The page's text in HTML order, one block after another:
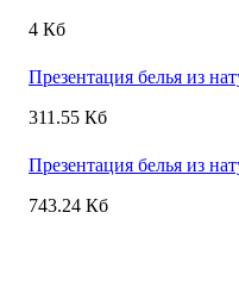
4 Кб
Презентация белья из
311.55 Кб
Презентация белья из
743.24 Кб